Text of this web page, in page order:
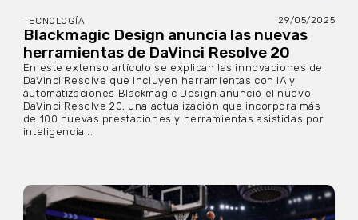
TECNOLOGÍA 29/05/2025
Blackmagic Design anuncia las nuevas
herramientas de DaVinci Resolve 20
En este extenso artículo se explican las innovaciones de
DaVinci Resolve que incluyen herramientas con IA y
automatizaciones Blackmagic Design anunció el nuevo
DaVinci Resolve 20, una actualización que incorpora más
de 100 nuevas prestaciones y herramientas asistidas por
inteligencia...